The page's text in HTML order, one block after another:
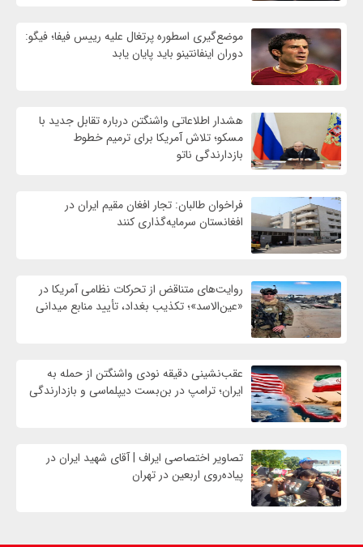
موضع‌گیری اسطوره پرتغال علیه رییس فیفا؛ فیگو:
دوران اینفانتینو باید پایان یابد
هشدار اطلاعاتی واشنگتن درباره تقابل جدید با
مسکو؛ تلاش آمریکا برای ترمیم خطوط
بازدارندگی ناتو
فراخوان طالبان: تجار افغان مقیم ایران در
افغانستان سرمایه‌گذاری کنند
روایت‌های متناقض از تحرکات نظامی آمریکا در
«عین‌الاسد»؛ تکذیب بغداد، تأیید منابع میدانی
عقب‌نشینی دقیقه نودی واشنگتن از حمله به
ایران؛ ترامپ در بن‌بست دیپلماسی و بازدارندگی
تصاویر اختصاصی ایراف | آقای شهید ایران در
پیاده‌روی اربعین در تهران